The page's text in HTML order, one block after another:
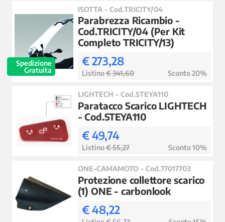
Spedizione
Gratuita
ISOTTA - Cod.TRICITY/04
Parabrezza Ricambio -
Cod.TRICITY/04 (Per Kit
Completo TRICITY/13)
€ 273,28
Listino€ 341,60 Sconto 20%
LIGHTECH - Cod.STEYA110
Paratacco Scarico LIGHTECH
- Cod.STEYA110
€ 49,74
Listino€ 55,27 Sconto 10%
ONE-CAMAMOTO - Cod.77017703
Protezione collettore scarico
(1) ONE - carbonlook
€ 48,22